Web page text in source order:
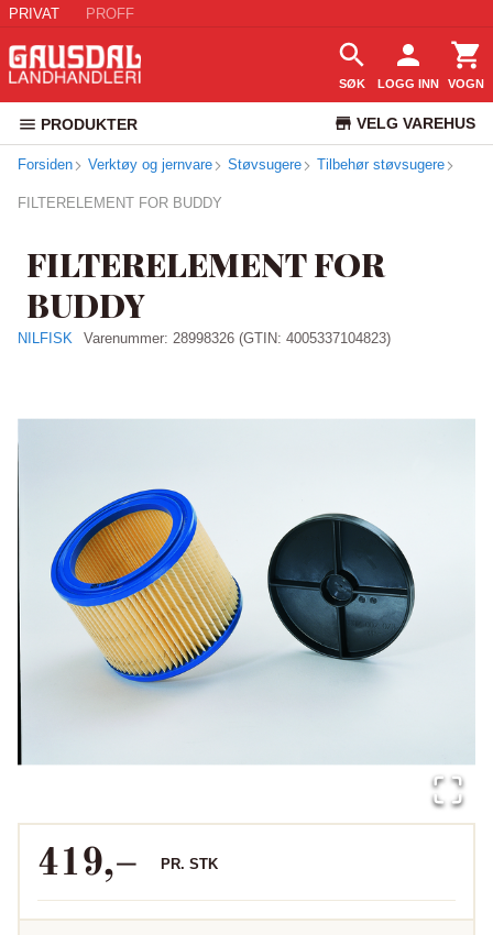
PRIVAT PROFF
SØK LOGG INN VOGN
PRODUKTER VELG VAREHUS
KUNDESERVICE
Forsiden Verktøy og jernvare Støvsugere Tilbehør støvsugere
FILTERELEMENT FOR BUDDY
FILTERELEMENT FOR
BUDDY
NILFISK Varenummer: 28998326 (GTIN: 4005337104823)
419,– PR. STK